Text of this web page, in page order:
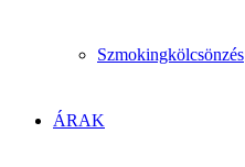
Szmokingkölcsönzés
ÁRAK